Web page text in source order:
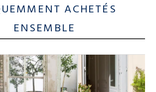
ACHETÉS
ENSEMBLE